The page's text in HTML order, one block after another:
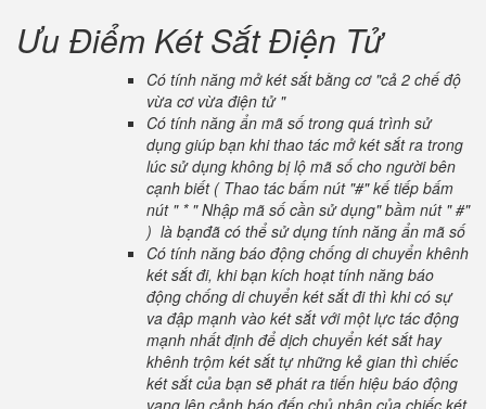
Ưu Điểm Két Sắt Điện Tử
Có tính năng mở két sắt bằng cơ "cả 2 chế độ
vừa cơ vừa điện tử "
Có tính năng ẩn mã số trong quá trình sử
dụng giúp bạn khi thao tác mở két sắt ra trong
lúc sử dụng không bị lộ mã số cho người bên
cạnh biết ( Thao tác bấm nút "#" kế tiếp bấm
nút " * " Nhập mã số cần sử dụng" bầm nút " #"
) là bạnđã có thể sử dụng tính năng ẩn mã số
Có tính năng báo động chống di chuyển khênh
két sắt đi, khi bạn kích hoạt tính năng báo
động chống di chuyển két sắt đi thì khi có sự
va đập mạnh vào két sắt với một lực tác động
mạnh nhất định để dịch chuyển két sắt hay
khênh trộm két sắt tự những kẻ gian thì chiếc
két sắt của bạn sẽ phát ra tiến hiệu báo động
vang lên cảnh báo đến chủ nhân của chiếc két